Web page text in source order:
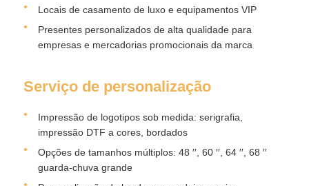
Locais de casamento de luxo e equipamentos VIP
Presentes personalizados de alta qualidade para
empresas e mercadorias promocionais da marca
Serviço de personalização
Impressão de logotipos sob medida: serigrafia,
impressão DTF a cores, bordados
Opções de tamanhos múltiplos: 48 ′′, 60 ′′, 64 ′′, 68 ′′
guarda-chuva grande